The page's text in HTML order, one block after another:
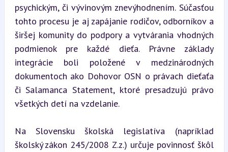
psychickým, či vývinovým znevýhodnením. Súčasťou
tohto procesu je aj zapájanie rodičov, odborníkov a
širšej komunity do podpory a vytvárania vhodných
podmienok pre každé dieťa. Právne základy
integrácie boli položené v medzinárodných
dokumentoch ako Dohovor OSN o právach dieťaťa
či Salamanca Statement, ktoré presadzujú právo
všetkých detí na vzdelanie.
Na Slovensku školská legislatíva (napríklad
školský zákon 245/2008 Z.z.) určuje povinnosť škôl